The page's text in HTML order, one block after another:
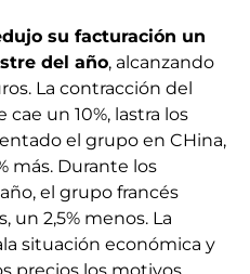
su facturación un
del año, alcanzando
La contracción del
un 10%, lastra los
el grupo en CHina,
más. Durante los
el grupo francés
un 2,5% menos. La
situación económica y